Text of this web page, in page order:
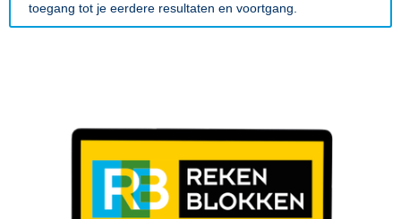
toegang tot je eerdere resultaten en voortgang.